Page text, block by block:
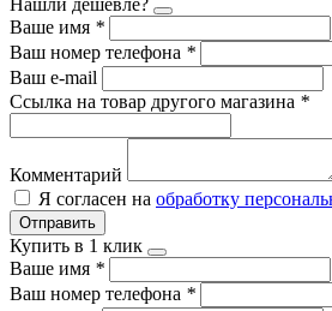
Ваше имя *
Ваш номер телефона *
Ваш e-mail
Ссылка на товар другого магазина *
Комментарий
Я согласен на обработку
Отправить
Купить в 1 клик
Ваше имя *
Ваш номер телефона *